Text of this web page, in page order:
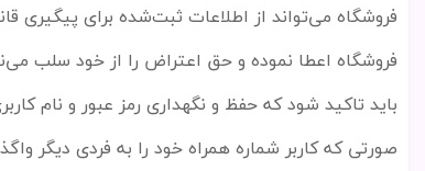
فروشگاه میتواند از اطلاعات ثبتشده برای پیگیری
فروشگاه اعطا نموده و حق اعتراض را از خود سلب می
باید تاکید شود که حفظ و نگهداری رمز عبور و نام
صورتی که کاربر شماره همراه خود را به فردی دیگر